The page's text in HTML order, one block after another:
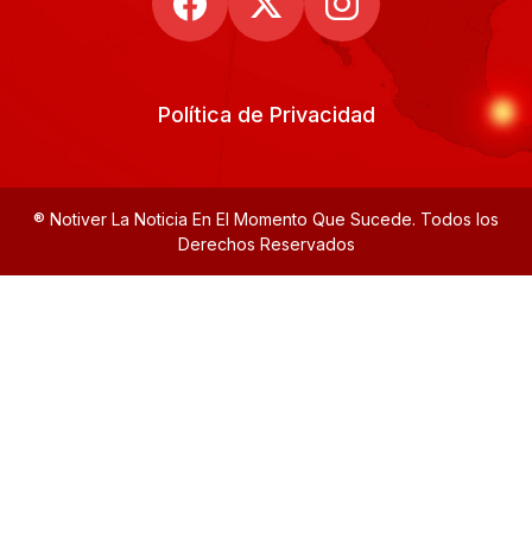
Política de Privacidad
® Notiver La Noticia En El Momento Que Sucede. Todos los
Derechos Reservados